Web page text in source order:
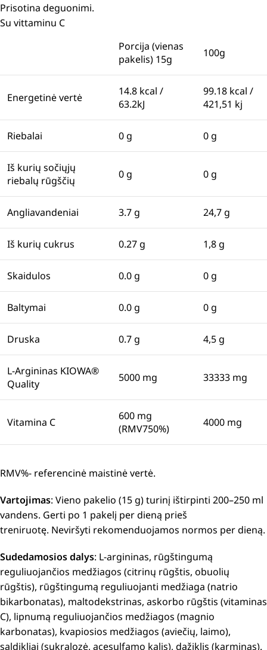
Prisotina deguonimi.
Su vittaminu C
Porcija (vienas
pakelis) 15g
100g
Energetinė vertė
14.8 kcal /
63.2kJ
99.18 kcal /
421,51 kj
Riebalai 0 g 0 g
Iš kurių sočiųjų
riebalų rūgščių
0 g 0 g
Angliavandeniai 3.7 g 24,7 g
Iš kurių cukrus 0.27 g 1,8 g
Skaidulos 0.0 g 0 g
Baltymai 0.0 g 0 g
Druska 0.7 g 4,5 g
L-Argininas KIOWA®
Quality
5000 mg 33333 mg
Vitamina C
600 mg
(RMV750%)
4000 mg
RMV%- referencinė maistinė vertė.
Vartojimas: Vieno pakelio (15 g) turinį ištirpinti 200–250 ml
vandens. Gerti po 1 pakelį per dieną prieš
treniruotę. Neviršyti rekomenduojamos normos per dieną.
Sudedamosios dalys: L-argininas, rūgštingumą
reguliuojančios medžiagos (citrinų rūgštis, obuolių
rūgštis), rūgštingumą reguliuojanti medžiaga (natrio
bikarbonatas), maltodekstrinas, askorbo rūgštis (vitaminas
C), lipnumą reguliuojančios medžiagos (magnio
karbonatas), kvapiosios medžiagos (aviečių, laimo),
saldikliai (sukralozė, acesulfamo kalis), dažiklis (karminas).